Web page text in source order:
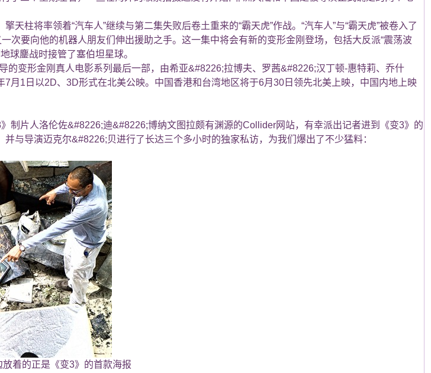
柱将率领着“汽车人”继续与第二集失败后卷土重来的“霸天虎”作战。“汽车人”与“霸天虎”被卷入了
次要向他的机器人朋友们伸出援助之手。这一集中将会有新的变形金刚登场，包括大反派“震荡波
球鏖战时接管了塞伯坦星球。
变形金刚真人电影系列最后一部，由希亚&#8226;拉博夫、罗茜&#8226;汉丁顿-惠特莉、乔什
月1日以2D、3D形式在北美公映。中国香港和台湾地区将于6月30日领先北美上映，中国内地上映
片人洛伦佐&#8226;迪&#8226;博纳文图拉颇有渊源的Collider网站，有幸派出记者进到《变3》的
与导演迈克尔&#8226;贝进行了长达三个多小时的独家私访，为我们爆出了不少猛料：
着的正是《变3》的首款海报